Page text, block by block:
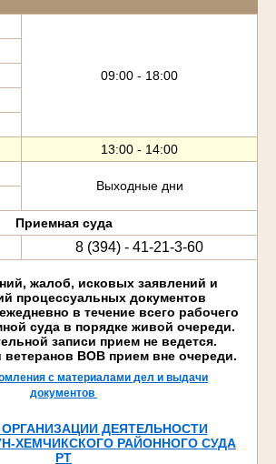
09:00 - 18:00
13:00 - 14:00
Выходные дни
Приемная суда
8 (394) - 41-21-3-60
жалоб, исковых заявлений и
процессуальных документов
в течение всего рабочего
суда в порядке живой очереди.
записи прием не ведется.
ВОВ прием вне очереди.
с материалами дел и выдачи
документов
ДЕЯТЕЛЬНОСТИ
ХЕМЧИКСКОГО РАЙОННОГО СУДА
РТ